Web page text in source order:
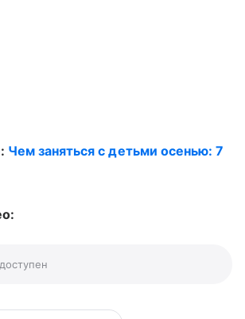
Чем заняться с детьми осенью: 7